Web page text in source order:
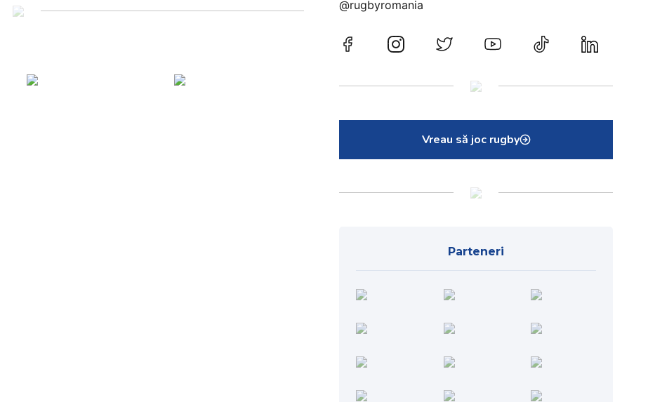
@rugbyromania
Vreau să joc rugby
Parteneri